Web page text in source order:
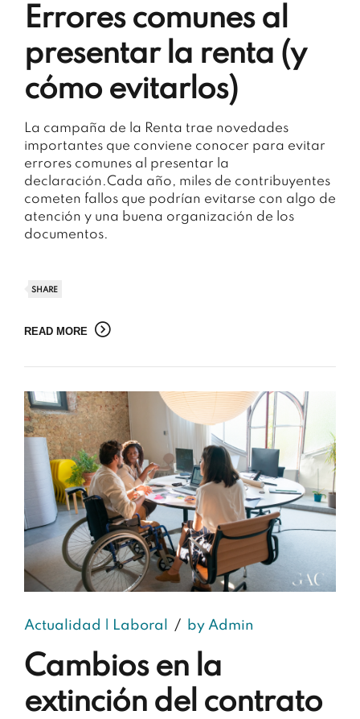
Errores comunes al
presentar la renta (y
cómo evitarlos)
La campaña de la Renta trae novedades
importantes que conviene conocer para evitar
errores comunes al presentar la
declaración.Cada año, miles de contribuyentes
cometen fallos que podrían evitarse con algo de
atención y una buena organización de los
documentos.
SHARE
READ MORE
Actualidad | Laboral by Admin
Cambios en la
extinción del contrato